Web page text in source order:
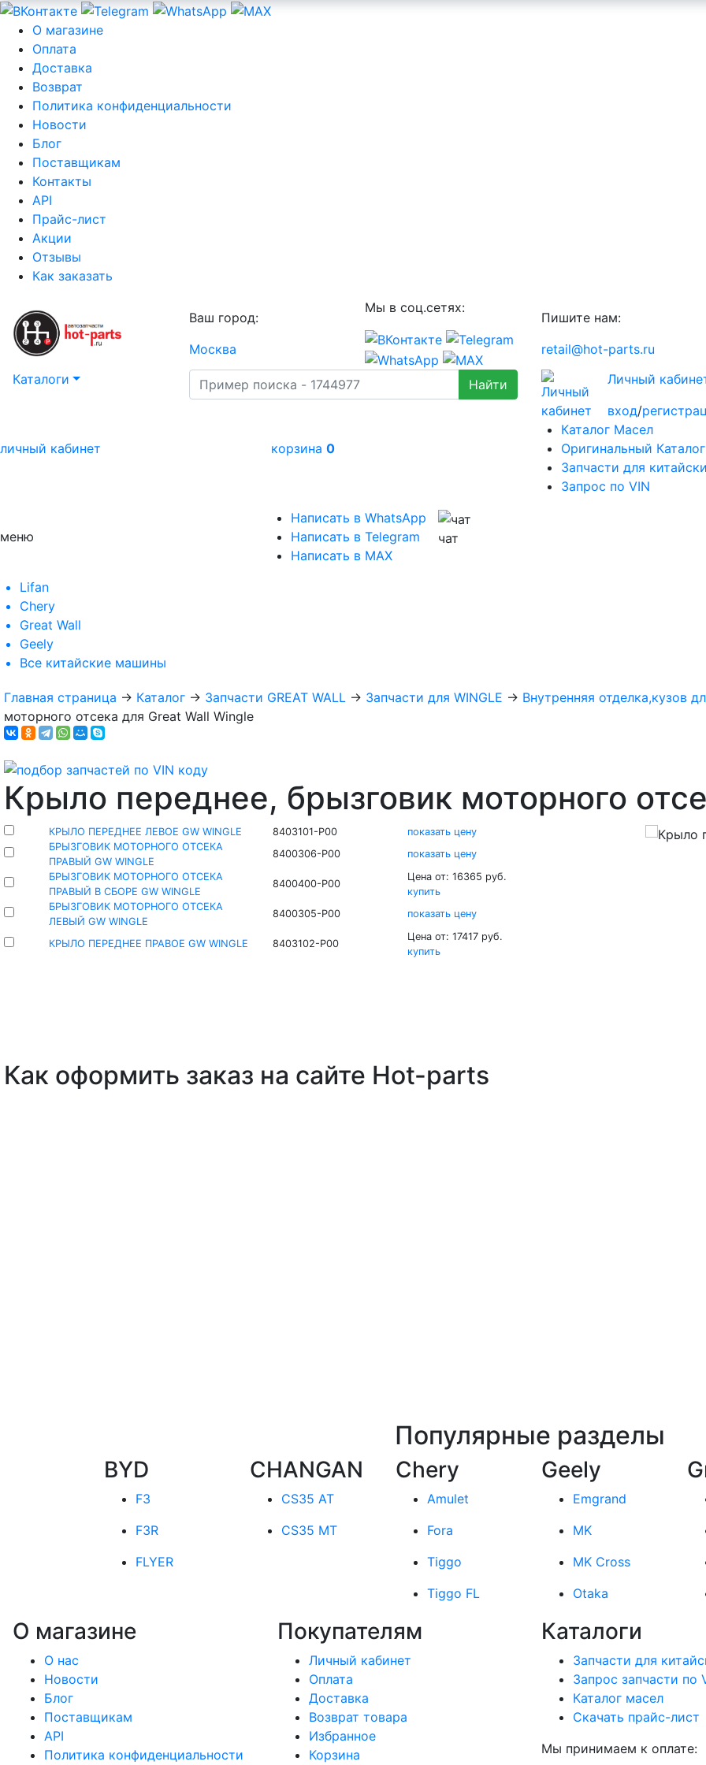
О магазине
Оплата
Доставка
Возврат
Политика конфиденциальности
Новости
Блог
Поставщикам
Контакты
API
Прайс-лист
Акции
Отзывы
Как заказать
Ваш город:
Москва
Мы в соц.сетях:
Пишите нам:
retail@hot-parts.ru
Каталоги
Личный
вход/
личный кабинет корзина 0
Каталог Масел
Оригинальный Каталог
Запчасти для
Запрос по VIN
меню
Написать в WhatsApp
Написать в Telegram
Написать в MAX
чат
Lifan
Chery
Great Wall
Geely
Все китайские машины
Главная страница → Каталог → Запчасти GREAT WALL → Запчасти для WINGLE → Внутренняя отделка,кузов
моторного отсека для Great Wall Wingle
Крыло переднее, брызговик моторного
КРЫЛО ПЕРЕДНЕЕ ЛЕВОЕ GW WINGLE 8403101-P00
показать цену
БРЫЗГОВИК МОТОРНОГО ОТСЕКА
ПРАВЫЙ GW WINGLE
8400306-P00
показать цену
БРЫЗГОВИК МОТОРНОГО ОТСЕКА
ПРАВЫЙ В СБОРЕ GW WINGLE
8400400-P00
Цена от: 16365 руб.
купить
БРЫЗГОВИК МОТОРНОГО ОТСЕКА
ЛЕВЫЙ GW WINGLE
8400305-P00 показать цену
КРЫЛО ПЕРЕДНЕЕ ПРАВОЕ GW WINGLE 8403102-P00
Цена от: 17417 руб.
купить
Как оформить заказ на сайте Hot-parts
Популярные разделы
BYD
F3
F3R
FLYER
CHANGAN
CS35 AT
CS35 MT
Chery
Amulet
Fora
Tiggo
Tiggo FL
Geely
Emgrand
MK
MK Cross
Otaka
О магазине
О нас
Новости
Блог
Поставщикам
API
Политика конфиденциальности
Покупателям
Личный кабинет
Оплата
Доставка
Возврат товара
Избранное
Корзина
Каталоги
Запчасти для
Запрос запчасти по
Каталог масел
Скачать прайс-лист
Мы принимаем к оплате: